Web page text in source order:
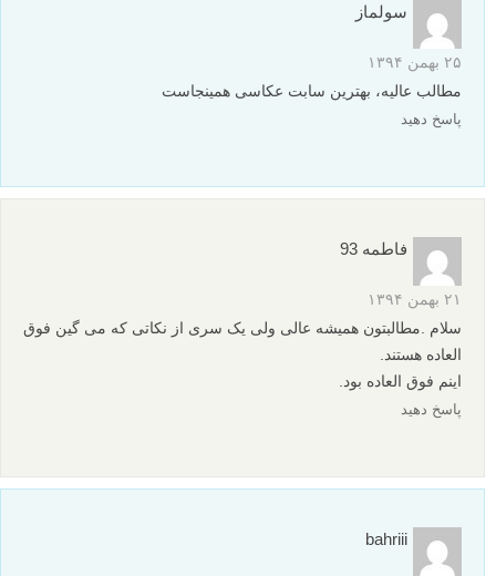
سولماز
۲۵ بهمن ۱۳۹۴
مطالب عالیه، بهترین سابت عکاسی همینجاست
پاسخ دهید
فاطمه 93
۲۱ بهمن ۱۳۹۴
سلام .مطالبتون همیشه عالی ولی یک سری از نکاتی که می گین فوق
العاده هستند.
اینم فوق العاده بود.
پاسخ دهید
bahriii